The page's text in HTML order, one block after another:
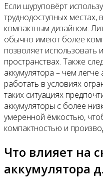
Если шуруповёрт
труднодоступных местах,
компактным дизайном.
обычно имеют более
позволяет использовать
пространствах. Также
аккумулятора – чем
работать в условиях
таких ситуациях
аккумуляторы с более
умеренной ёмкостью,
компактностью и
Что влияет на
аккумулятора